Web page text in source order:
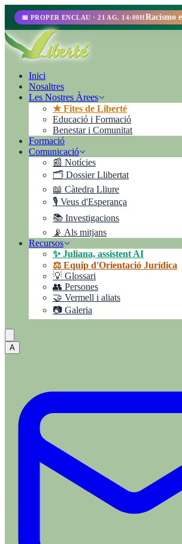
📅 PROPER ENCLAU · 21 AG. 14:00H
Inici
Nosaltres
Les Nostres Àrees
★ Fites de Liberté
Educació i Formació
Benestar i Comunitat
Formació
Comunicació
📰 Notícies
🗂️ Dossier Llibertat
📖 Càtedra Lliure
🎙️ Veus d'Esperança
📚 Investigacions
📡 Als mitjans
Recursos
✨ Juliana, assistent AI
⚖️ Equip d'Orientació Jurídica
💡 Glossari
👥 Persones
🤝 Vermell i aliats
📷 Galeria
A